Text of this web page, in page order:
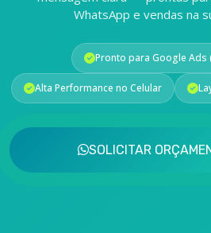
WhatsApp e vendas na
Pronto para Google Ads
Alta Performance no Celular
SOLICITAR